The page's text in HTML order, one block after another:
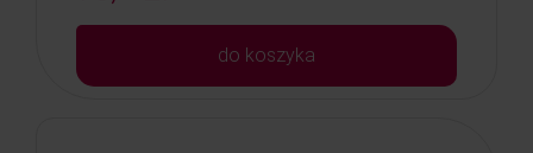
do koszyka